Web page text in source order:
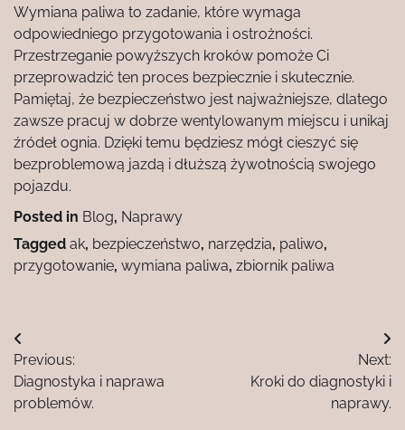
Wymiana paliwa to zadanie, które wymaga
odpowiedniego przygotowania i ostrożności.
Przestrzeganie powyższych kroków pomoże Ci
przeprowadzić ten proces bezpiecznie i skutecznie.
Pamiętaj, że bezpieczeństwo jest najważniejsze, dlatego
zawsze pracuj w dobrze wentylowanym miejscu i unikaj
źródeł ognia. Dzięki temu będziesz mógł cieszyć się
bezproblemową jazdą i dłuższą żywotnością swojego
pojazdu.
Posted in Blog, Naprawy
Tagged ak, bezpieczeństwo, narzędzia, paliwo,
przygotowanie, wymiana paliwa, zbiornik paliwa
Nawigacja
wpisu
Previous:
Diagnostyka i naprawa
problemów.
Next:
Kroki do diagnostyki i
naprawy.